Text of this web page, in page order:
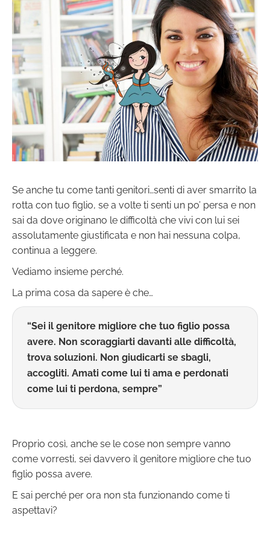
Se anche tu come tanti genitori…senti di aver smarrito la
rotta con tuo figlio, se a volte ti senti un po’ persa e non
sai da dove originano le difficoltà che vivi con lui sei
assolutamente giustificata e non hai nessuna colpa,
continua a leggere.
Vediamo insieme perché.
La prima cosa da sapere è che…
“Sei il genitore migliore che tuo figlio possa
avere. Non scoraggiarti davanti alle difficoltà,
trova soluzioni. Non giudicarti se sbagli,
accogliti. Amati come lui ti ama e perdonati
come lui ti perdona, sempre”
Proprio così, anche se le cose non sempre vanno
come vorresti, sei davvero il genitore migliore che tuo
figlio possa avere.
E sai perché per ora non sta funzionando come ti
aspettavi?